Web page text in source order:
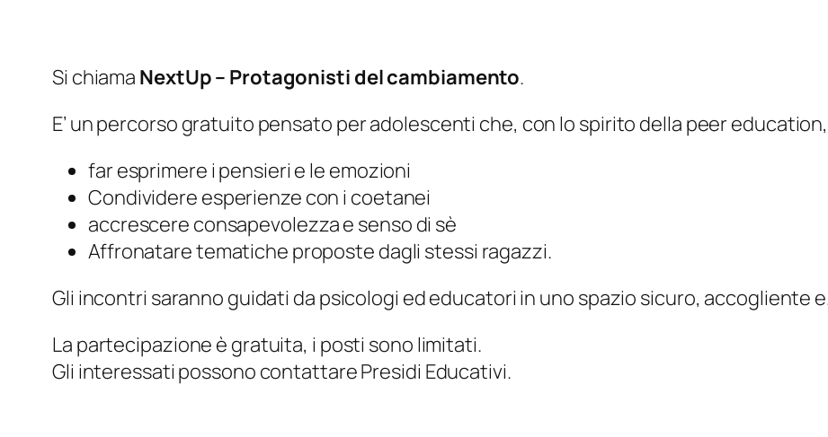
Si chiama NextUp – Protagonisti del cambiamento.
E’ un percorso gratuito pensato per adolescenti che, con lo spirito della peer
far esprimere i pensieri e le emozioni
Condividere esperienze con i coetanei
accrescere consapevolezza e senso di sè
Affronatare tematiche proposte dagli stessi ragazzi.
Gli incontri saranno guidati da psicologi ed educatori in uno spazio sicuro, accogliente
La partecipazione è gratuita, i posti sono limitati.
Gli interessati possono contattare Presidi Educativi.